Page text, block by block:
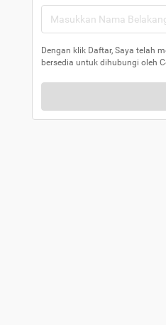
Dengan klik Daftar, Saya telah
bersedia untuk dihubungi oleh